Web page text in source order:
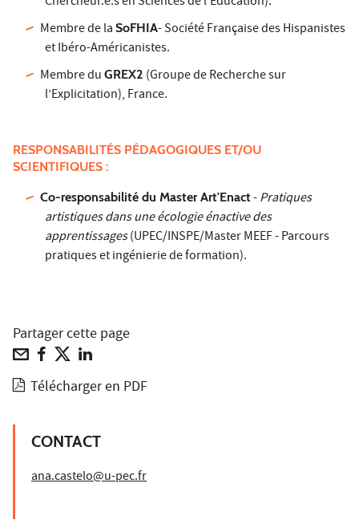
Membre de laSoFHIA- Société Française des Hispanistes
et Ibéro-Américanistes.
Membre duGREX2 (Groupe de Recherche sur
l’Explicitation), France.
RESPONSABILITÉS PÉDAGOGIQUES ET/OU
SCIENTIFIQUES :
Co-responsabilité du Master Art'Enact-Pratiques
artistiques dans une écologie énactive des
apprentissages(UPEC/INSPE/Master MEEF - Parcours
pratiques et ingénierie de formation).
Partager cette page
Télécharger en PDF
CONTACT
ana.castelo@u-pec.fr